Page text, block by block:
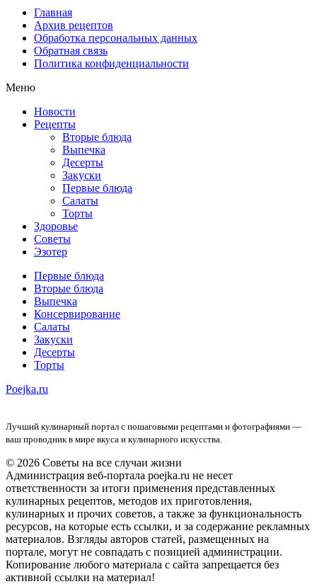
Главная
Архив рецептов
Обработка персональных данных
Обратная связь
Политика конфиденциальности
Меню
Новости
Рецепты
Вторые блюда
Выпечка
Десерты
Закуски
Первые блюда
Салаты
Торты
Здоровье
Советы
Эзотер
Первые блюда
Вторые блюда
Выпечка
Консервирование
Салаты
Закуски
Десерты
Торты
Poejka.ru
Лучший кулинарный портал с пошаговыми рецептами и фотографиями —
ваш проводник в мире вкуса и кулинарного искусства.
© 2026 Советы на все случаи жизни
Администрация веб-портала poejka.ru не несет
ответственности за итоги применения представленных
кулинарных рецептов, методов их приготовления,
кулинарных и прочих советов, а также за функциональность
ресурсов, на которые есть ссылки, и за содержание рекламных
материалов. Взгляды авторов статей, размещенных на
портале, могут не совпадать с позицией администрации.
Копирование любого материала с сайта запрещается без
активной ссылки на материал!